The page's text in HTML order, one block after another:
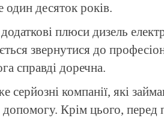
десяток років.
додаткові плюси дизель
звернутися до
справді доречна.
серйозні компанії, які
Крім цього, перед